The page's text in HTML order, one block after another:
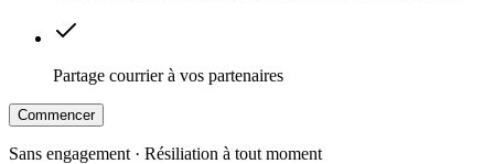
Partage courrier à vos partenaires
Commencer
Sans engagement · Résiliation à tout moment